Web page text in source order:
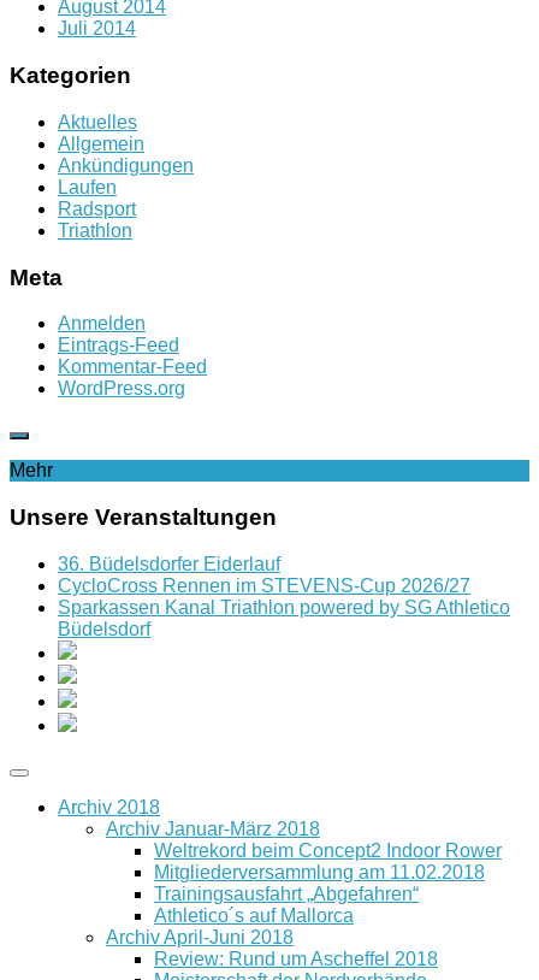
August 2014
Juli 2014
Kategorien
Aktuelles
Allgemein
Ankündigungen
Laufen
Radsport
Triathlon
Meta
Anmelden
Eintrags-Feed
Kommentar-Feed
WordPress.org
Mehr
Unsere Veranstaltungen
36. Büdelsdorfer Eiderlauf
CycloCross Rennen im STEVENS-Cup 2026/27
Sparkassen Kanal Triathlon powered by SG Athletico
Büdelsdorf
Archiv 2018
Archiv Januar-März 2018
Weltrekord beim Concept2 Indoor Rower
Mitgliederversammlung am 11.02.2018
Trainingsausfahrt „Abgefahren“
Athletico´s auf Mallorca
Archiv April-Juni 2018
Review: Rund um Ascheffel 2018